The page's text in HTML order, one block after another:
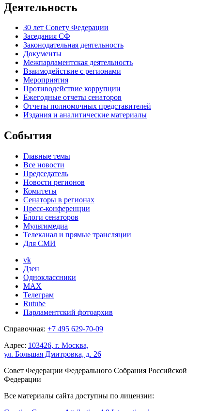
Деятельность
30 лет Совету Федерации
Заседания СФ
Законодательная деятельность
Документы
Межпарламентская деятельность
Взаимодействие с регионами
Мероприятия
Противодействие коррупции
Ежегодные отчеты сенаторов
Отчеты полномочных представителей
Издания и аналитические материалы
События
Главные темы
Все новости
Председатель
Новости регионов
Комитеты
Сенаторы в регионах
Пресс-конференции
Блоги сенаторов
Мультимедиа
Телеканал и прямые трансляции
Для СМИ
vk
Дзен
Одноклассники
MAX
Телеграм
Rutube
Парламентский фотоархив
Справочная: +7 495 629-70-09
Адрес: 103426, г. Москва,
ул. Большая Дмитровка, д. 26
Совет Федерации Федерального Собрания Российской
Федерации
Все материалы сайта доступны по лицензии: